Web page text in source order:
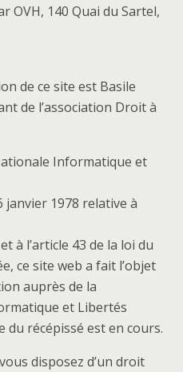
OVH, 140 Quai du Sartel,
de ce site est Basile
de l’association Droit à
Informatique et
1978 relative à
à l’article 43 de la loi du
ce site web a fait l’objet
auprès de la
et Libertés
du récépissé est en cours.
disposez d’un droit